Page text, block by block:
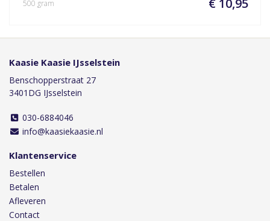
€ 10,95
500 gram
Kaasie Kaasie IJsselstein
Benschopperstraat 27
3401DG IJsselstein
030-6884046
info@kaasiekaasie.nl
Klantenservice
Bestellen
Betalen
Afleveren
Contact